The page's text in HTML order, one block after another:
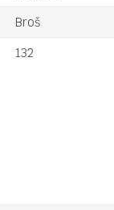
Broš
132